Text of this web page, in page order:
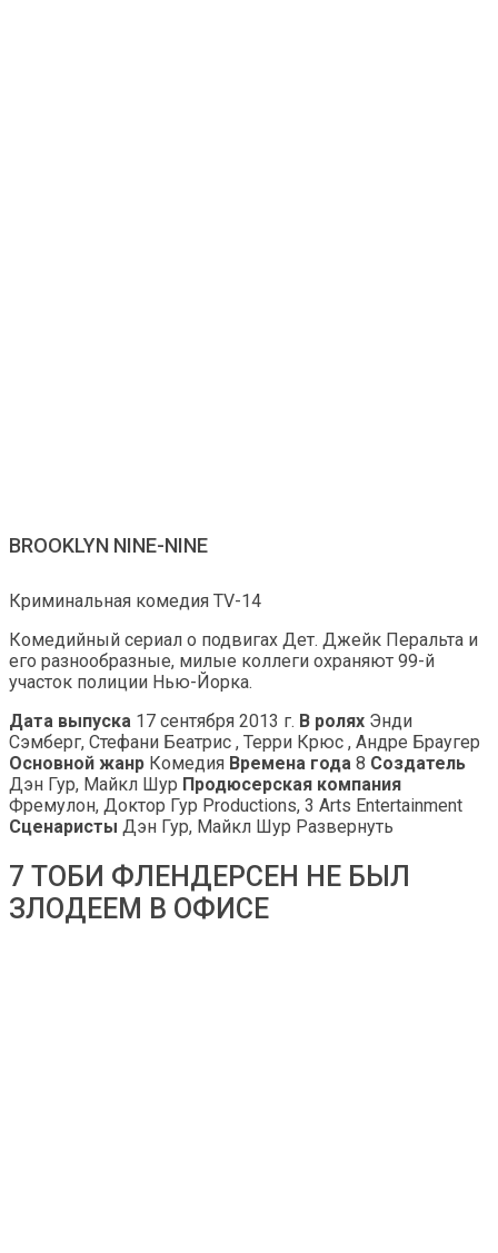
BROOKLYN NINE-NINE
Криминальная комедия TV-14
Комедийный сериал о подвигах Дет. Джейк Перальта и
его разнообразные, милые коллеги охраняют 99-й
участок полиции Нью-Йорка.
Дата выпуска 17 сентября 2013 г. В ролях Энди
Сэмберг, Стефани Беатрис , Терри Крюс , Андре Браугер
Основной жанр Комедия Времена года 8 Создатель
Дэн Гур, Майкл Шур Продюсерская компания
Фремулон, Доктор Гур Productions, 3 Arts Entertainment
Сценаристы Дэн Гур, Майкл Шур Развернуть
7 ТОБИ ФЛЕНДЕРСЕН НЕ БЫЛ
ЗЛОДЕЕМ В ОФИСЕ